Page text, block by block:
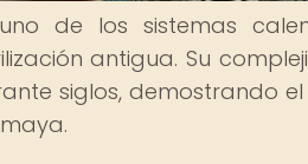
de los sistemas
antigua. Su
siglos, demostrando